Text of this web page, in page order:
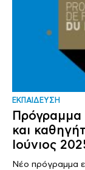
ΕΚΠΑΙΔΕΥΣΗ
Πρόγραμμα
και
Ιούνιος
Νέο πρόγραμμα